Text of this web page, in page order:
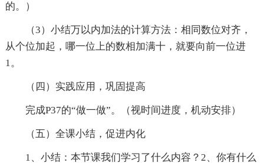
的。）
（3）小结万以内加法的计算方法：相同数位对齐，
从个位加起，哪一位上的数相加满十，就要向前一位进
1。
（四）实践应用，巩固提高
完成P37的“做一做”。（视时间进度，机动安排）
（五）全课小结，促进内化
1、小结：本节课我们学习了什么内容？2、你有什么